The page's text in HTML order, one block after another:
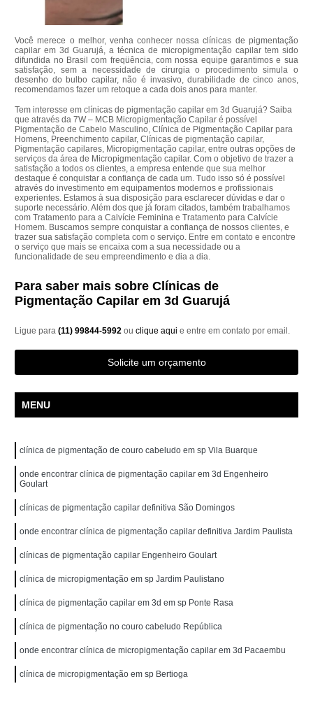
Você merece o melhor, venha conhecer nossa clínicas de pigmentação
capilar em 3d Guarujá, a técnica de micropigmentação capilar tem sido
difundida no Brasil com freqüência, com nossa equipe garantimos e sua
satisfação, sem a necessidade de cirurgia o procedimento simula o
desenho do bulbo capilar, não é invasivo, durabilidade de cinco anos,
recomendamos fazer um retoque a cada dois anos para manter.
Tem interesse em clínicas de pigmentação capilar em 3d Guarujá? Saiba
que através da 7W – MCB Micropigmentação Capilar é possível
Pigmentação de Cabelo Masculino, Clínica de Pigmentação Capilar para
Homens, Preenchimento capilar, Clínicas de pigmentação capilar,
Pigmentação capilares, Micropigmentação capilar, entre outras opções de
serviços da área de Micropigmentação capilar. Com o objetivo de trazer a
satisfação a todos os clientes, a empresa entende que sua melhor
destaque é conquistar a confiança de cada um. Tudo isso só é possível
através do investimento em equipamentos modernos e profissionais
experientes. Estamos à sua disposição para esclarecer dúvidas e dar o
suporte necessário. Além dos que já foram citados, também trabalhamos
com Tratamento para a Calvície Feminina e Tratamento para Calvície
Homem. Buscamos sempre conquistar a confiança de nossos clientes, e
trazer sua satisfação completa com o serviço. Entre em contato e encontre
o serviço que mais se encaixa com a sua necessidade ou a
funcionalidade de seu empreendimento e dia a dia.
Para saber mais sobre Clínicas de
Pigmentação Capilar em 3d Guarujá
Ligue para(11) 99844-5992ouclique aqui e entre em contato por email.
Solicite um orçamento
MENU
clínica de pigmentação de couro cabeludo em sp Vila Buarque
onde encontrar clínica de pigmentação capilar em 3d Engenheiro
Goulart
clínicas de pigmentação capilar definitiva São Domingos
onde encontrar clínica de pigmentação capilar definitiva Jardim Paulista
clínicas de pigmentação capilar Engenheiro Goulart
clínica de micropigmentação em sp Jardim Paulistano
clínica de pigmentação capilar em 3d em sp Ponte Rasa
clínica de pigmentação no couro cabeludo República
onde encontrar clínica de micropigmentação capilar em 3d Pacaembu
clínica de micropigmentação em sp Bertioga